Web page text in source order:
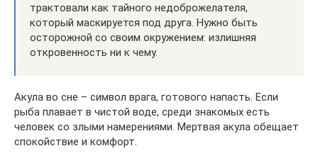
трактовали как тайного недоброжелателя,
который маскируется под друга. Нужно быть
осторожной со своим окружением: излишняя
откровенность ни к чему.
Акула во сне – символ врага, готового напасть. Если
рыба плавает в чистой воде, среди знакомых есть
человек со злыми намерениями. Мертвая акула обещает
спокойствие и комфорт.